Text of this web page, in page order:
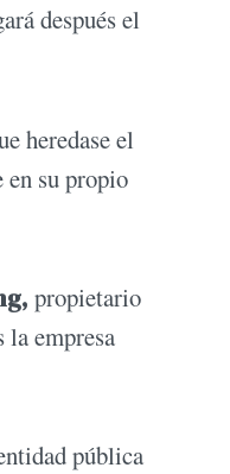
después el
heredase el
en su propio
propietario
empresa
pública